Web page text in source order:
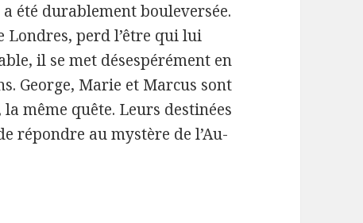
été durablement bouleversée.
Londres, perd l’être qui lui
il se met désespérément en
George, Marie et Marcus sont
même quête. Leurs destinées
répondre au mystère de l’Au-